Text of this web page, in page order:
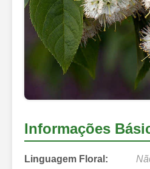
Informações
Linguagem Floral: